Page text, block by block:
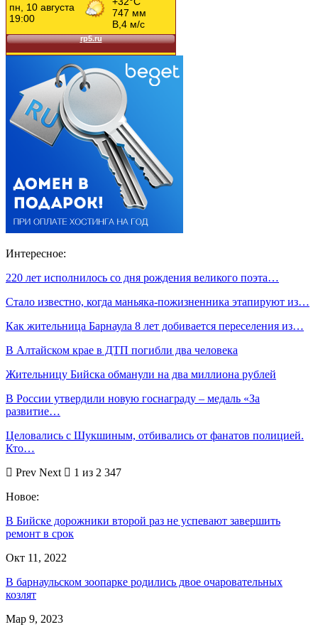
Интересное:
220 лет исполнилось со дня рождения великого поэта…
Стало известно, когда маньяка-пожизненника этапируют из…
Как жительница Барнаула 8 лет добивается переселения из…
В Алтайском крае в ДТП погибли два человека
Жительницу Бийска обманули на два миллиона рублей
В России утвердили новую госнаграду – медаль «За
развитие…
Целовались с Шукшиным, отбивались от фанатов полицией.
Кто…
Prev Next
1 из 2 347
Новое:
В Бийске дорожники второй раз не успевают завершить
ремонт в срок
Окт 11, 2022
В барнаульском зоопарке родились двое очаровательных
козлят
Мар 9, 2023